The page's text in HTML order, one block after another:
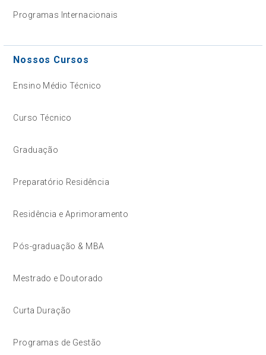
Programas Internacionais
Nossos Cursos
Ensino Médio Técnico
Curso Técnico
Graduação
Preparatório Residência
Residência e Aprimoramento
Pós-graduação & MBA
Mestrado e Doutorado
Curta Duração
Programas de Gestão